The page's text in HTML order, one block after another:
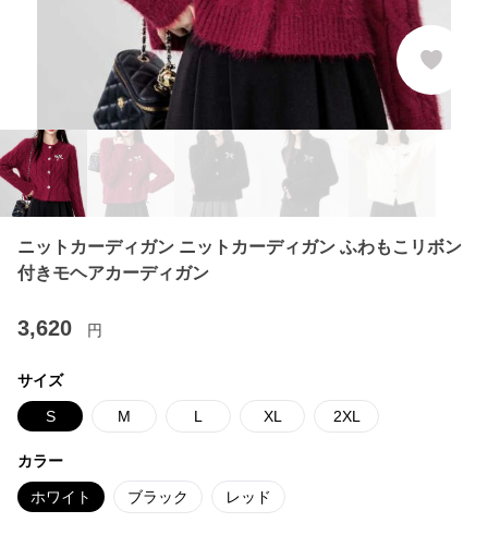
ニットカーディガン ニットカーディガン ふわもこリボン
付きモヘアカーディガン
3,620 円
サイズ
S M L XL 2XL
カラー
ホワイト ブラック レッド